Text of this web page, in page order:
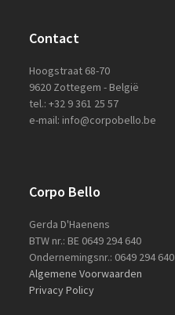
Contact
Hoogstraat 68-70
9620 Zottegem - België
tel.: +32 9 361 25 57
e-mail: info@corpobello.be
Corpo Bello
Gerda D'Haenens
BTW nr.: BE 0649 294 640
Ondernemingsnr.: 0649 294 640
Algemene Voorwaarden
Privacy Policy